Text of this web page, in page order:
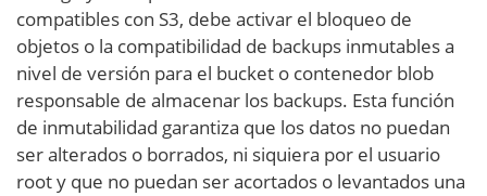
compatibles con S3, debe activar el bloqueo de
objetos o la compatibilidad de backups inmutables a
nivel de versión para el bucket o contenedor blob
responsable de almacenar los backups. Esta función
de inmutabilidad garantiza que los datos no puedan
ser alterados o borrados, ni siquiera por el usuario
root y que no puedan ser acortados o levantados una